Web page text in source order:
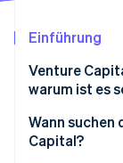
Atlas
Start-up-
Climate
CO₂-
Identity
Online-
Einführung
Venture
warum ist es
Markttrends
Wann suchen
Capital?